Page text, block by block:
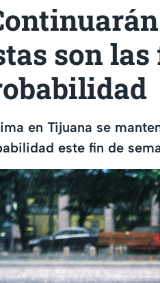
son
en Tijuana se
este fin de